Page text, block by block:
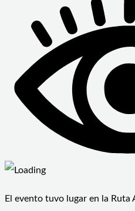
El evento tuvo lugar en la Ruta